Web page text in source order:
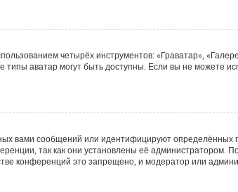
четырёх инструментов: «Граватар»,
типы аватар могут быть доступны. Если вы не можете
вами сообщений или идентифицируют определённых
так как они установлены её администратором.
конференций это запрещено, и модератор или